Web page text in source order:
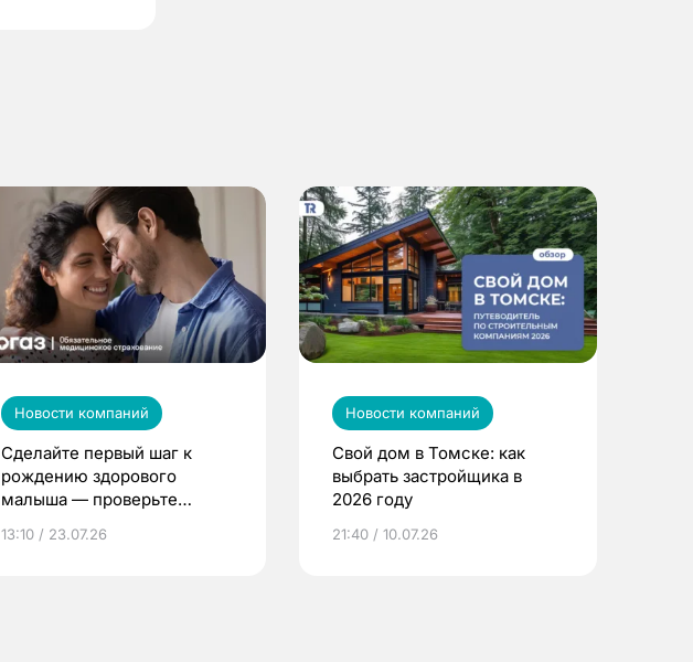
Новости компаний
Сделайте первый шаг к
рождению здорового
малыша — проверьте
по ОМС!
13:10 / 23.07.26
Новости компаний
Свой дом в Томске: как
выбрать застройщика в
2026 году
21:40 / 10.07.26